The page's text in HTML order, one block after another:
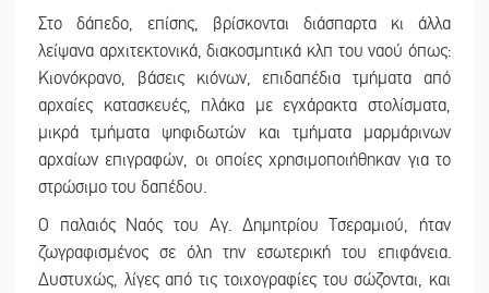
Στο δάπεδο, επίσης, βρίσκονται διάσπαρτα κι άλλα
λείψανα αρχιτεκτονικά, διακοσμητικά κλπ του ναού όπως:
Κιονόκρανο, βάσεις κιόνων, επιδαπέδια τμήματα από
αρχαίες κατασκευές, πλάκα με εγχάρακτα στολίσματα,
μικρά τμήματα ψηφιδωτών και τμήματα μαρμάρινων
αρχαίων επιγραφών, οι οποίες χρησιμοποιήθηκαν για το
στρώσιμο του δαπέδου.
Ο παλαιός Ναός του Αγ. Δημητρίου Τσεραμιού, ήταν
ζωγραφισμένος σε όλη την εσωτερική του επιφάνεια.
Δυστυχώς, λίγες από τις τοιχογραφίες του σώζονται, και